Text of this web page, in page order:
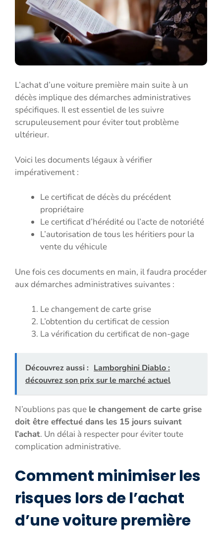
L’achat d’une voiture première main suite à un
décès implique des démarches administratives
spécifiques. Il est essentiel de les suivre
scrupuleusement pour éviter tout problème
ultérieur.
Voici les documents légaux à vérifier
impérativement :
Le certificat de décès du précédent
propriétaire
Le certificat d’hérédité ou l’acte de notoriété
L’autorisation de tous les héritiers pour la
vente du véhicule
Une fois ces documents en main, il faudra procéder
aux démarches administratives suivantes :
Le changement de carte grise
L’obtention du certificat de cession
La vérification du certificat de non-gage
Découvrez aussi : Lamborghini Diablo :
découvrez son prix sur le marché actuel
N’oublions pas que le changement de carte grise
doit être effectué dans les 15 jours suivant
l’achat. Un délai à respecter pour éviter toute
complication administrative.
Comment minimiser les
risques lors de l’achat
d’une voiture première